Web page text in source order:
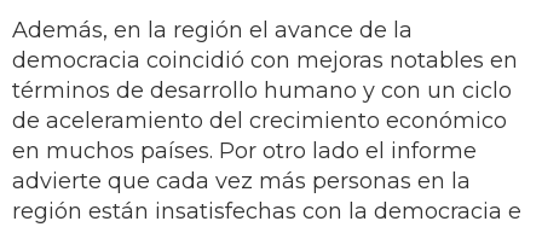
Además, en la región el avance de la
democracia coincidió con mejoras notables en
términos de desarrollo humano y con un ciclo
de aceleramiento del crecimiento económico
en muchos países. Por otro lado el informe
advierte que cada vez más personas en la
región están insatisfechas con la democracia e